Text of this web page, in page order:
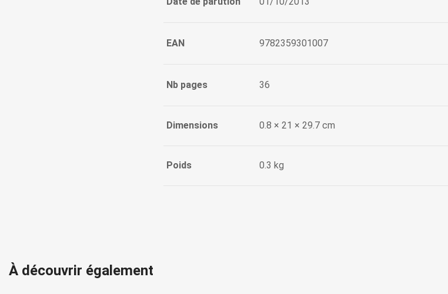
EAN 9782359301007
Nb pages 36
Dimensions 0.8 × 21 × 29.7 cm
Poids 0.3 kg
À découvrir également